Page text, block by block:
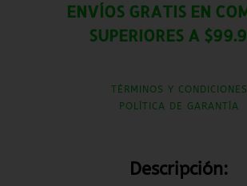
ENVÍOS GRATIS EN
SUPERIORES A
TÉRMINOS Y CONDICIONES
POLÍTICA DE GARANTÍA
Descripción: